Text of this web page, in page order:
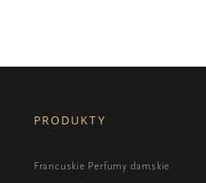
PRODUKTY
Francuskie Perfumy damskie